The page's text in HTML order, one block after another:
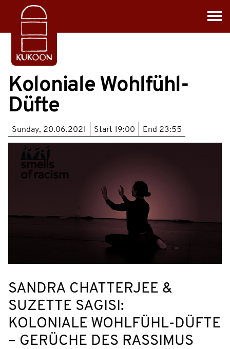
Koloniale Wohlfühl-
Düfte
Sunday, 20.06.2021 Start 19:00 End 23:55
SANDRA CHATTERJEE &
SUZETTE SAGISI:
KOLONIALE WOHLFÜHL-DÜFTE
– GERÜCHE DES RASSIMUS